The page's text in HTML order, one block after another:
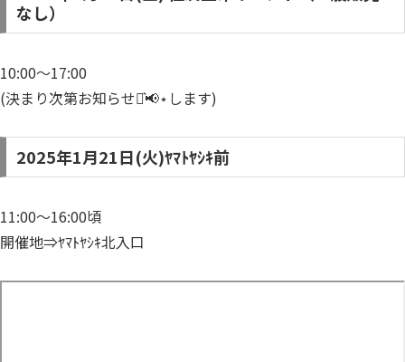
なし）
10:00～17:00
(決まり次第お知らせ⋆͛📢⋆します)
2025年1月21日(火)ﾔﾏﾄﾔｼｷ前
11:00～16:00頃
開催地⇒ﾔﾏﾄﾔｼｷ北入口